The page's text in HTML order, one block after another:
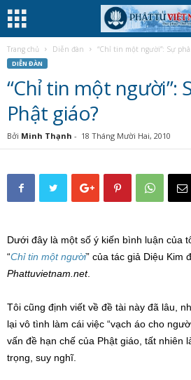
Trang chủ Diễn đàn “Chỉ tin một người”: Sự
DIỄN ĐÀN
“Chỉ tin một người”:
Phật giáo?
Bởi Minh Thạnh - 18 Tháng Mười Hai, 2010
Dưới đây là một số ý kiến bình luận của
“Chỉ tin một người” của tác giả Diệu Kim
Phattuvietnam.net.
Tôi cũng định viết về đề tài này đã lâu,
lại vô tình làm cái việc “vạch áo cho
vấn đề hạn chế của Phật giáo, tất nhiên
trọng, suy nghĩ.